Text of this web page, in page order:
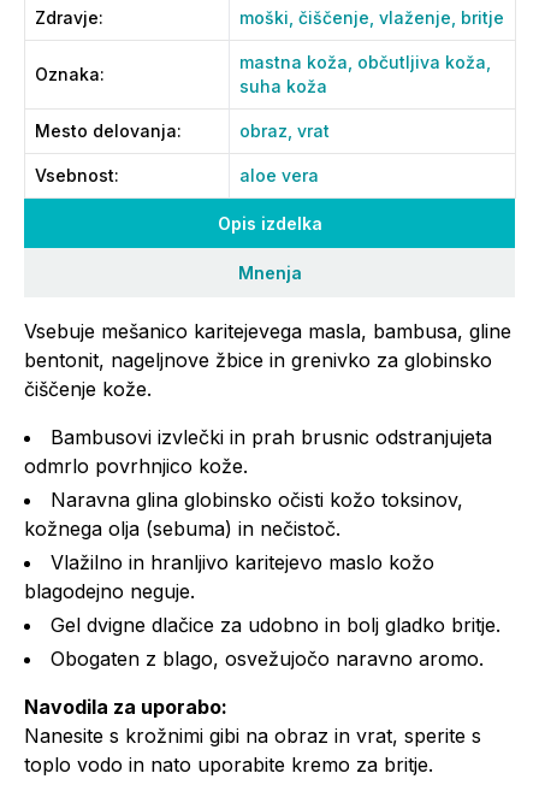
Opis izdelka
Mnenja
Vsebuje mešanico karitejevega masla, bambusa, gline
bentonit, nageljnove žbice in grenivko za globinsko
čiščenje kože.
Bambusovi izvlečki in prah brusnic odstranjujeta
odmrlo povrhnjico kože.
Naravna glina globinsko očisti kožo toksinov,
kožnega olja (sebuma) in nečistoč.
Vlažilno in hranljivo karitejevo maslo kožo
blagodejno neguje.
Gel dvigne dlačice za udobno in bolj gladko britje.
Obogaten z blago, osvežujočo naravno aromo.
Navodila za uporabo:
Nanesite s krožnimi gibi na obraz in vrat, sperite s
toplo vodo in nato uporabite kremo za britje.
Zdravje: moški, čiščenje, vlaženje, britje
Oznaka:
mastna koža, občutljiva koža,
suha koža
Mesto delovanja: obraz, vrat
Vsebnost: aloe vera